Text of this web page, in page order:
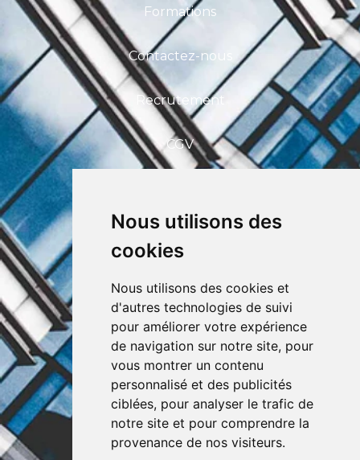
Nous utilisons des
cookies
Nous utilisons des cookies et
d'autres technologies de suivi
pour améliorer votre expérience
de navigation sur notre site, pour
vous montrer un contenu
personnalisé et des publicités
ciblées, pour analyser le trafic de
notre site et pour comprendre la
provenance de nos visiteurs.
Formations
Contactez-nous
Recrutement
CGV
CEFIM ASBL
Avenue Pasteur 6, 1300 Wavre
info@cefim.be
BCE 0562.870.808